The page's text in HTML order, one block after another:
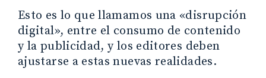
Esto es lo que llamamos una «disrupción
digital», entre el consumo de contenido
y la publicidad, y los editores deben
ajustarse a estas nuevas realidades.